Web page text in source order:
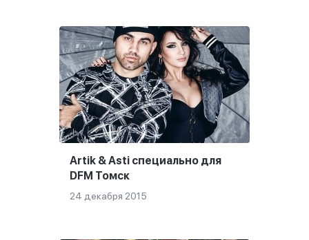
Artik & Asti специально для
DFM Томск
24 декабря 2015